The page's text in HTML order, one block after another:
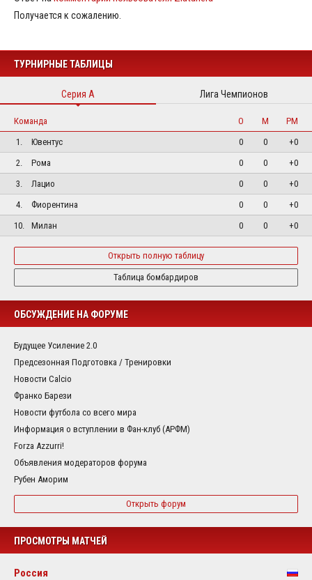
Получается к сожалению.
ТУРНИРНЫЕ ТАБЛИЦЫ
Серия А Лига Чемпионов
Команда О М
РМ
1.
Ювентус 0 0
+0
2.
Рома 0 0
+0
3.
Лацио 0 0
+0
4.
Фиорентина 0 0
+0
10.
Милан 0 0 +0
Открыть полную таблицу
Таблица бомбардиров
ОБСУЖДЕНИЕ НА ФОРУМЕ
Будущее Усиление 2.0
Предсезонная Подготовка / Тренировки
Новости Calcio
Франко Барези
Новости футбола со всего мира
Информация о вступлении в Фан-клуб (АРФМ)
Forza Azzurri!
Объявления модераторов форума
Рубен Аморим
Открыть форум
ПРОСМОТРЫ МАТЧЕЙ
Россия